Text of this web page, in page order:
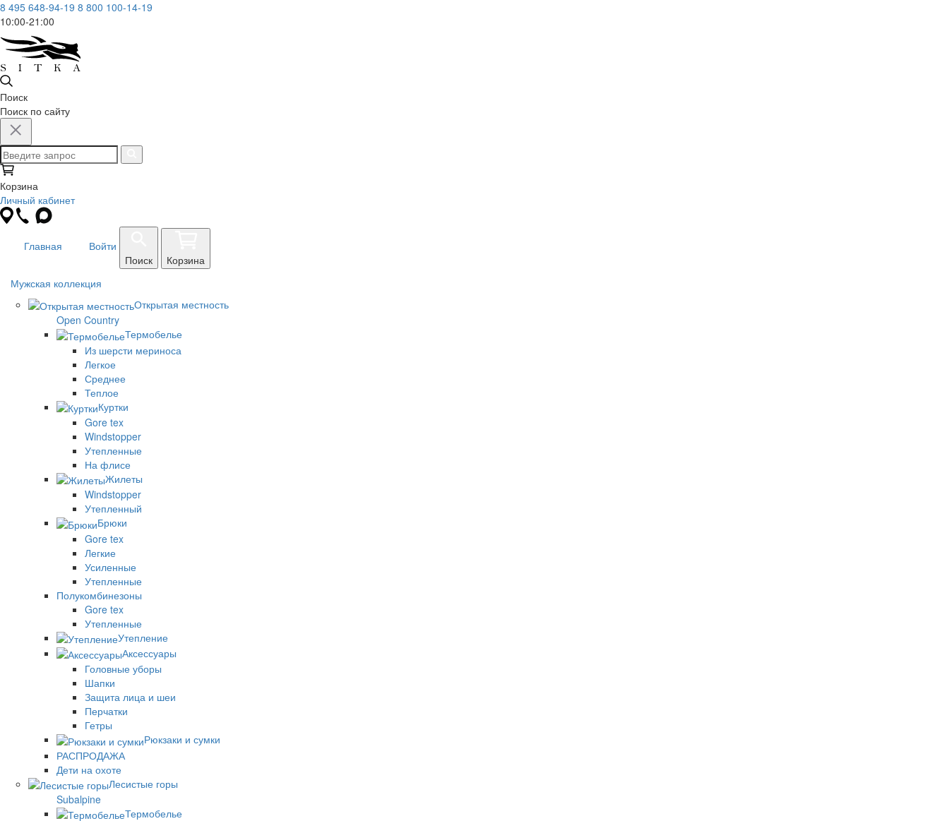
8 495 648-94-19 8 800 100-14-19
10:00-21:00
Поиск
Поиск по сайту
Корзина
Личный кабинет
Главная
Войти
Поиск
Корзина
Мужская коллекция
Открытая местность
Open Country
Термобелье
Из шерсти мериноса
Легкое
Среднее
Теплое
Куртки
Gore tex
Windstopper
Утепленные
На флисе
Жилеты
Windstopper
Утепленный
Брюки
Gore tex
Легкие
Усиленные
Утепленные
Полукомбинезоны
Gore tex
Утепленные
Утепление
Аксессуары
Головные уборы
Шапки
Защита лица и шеи
Перчатки
Гетры
Рюкзаки и сумки
РАСПРОДАЖА
Дети на охоте
Лесистые горы
Subalpine
Термобелье